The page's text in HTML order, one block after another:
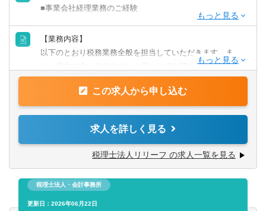
■事業会社経理業務のご経験
【歓迎要件】
■後輩指導（マネジメント）のご経験
【求める人物像】
税理士事務所での仕事をお客様に対する「サービス」とし
■コツコツ努力できる
■明るい、人と話すのが好き、事務作業が好き、数字にこだ
わる
■ゆくゆくは経営層として活躍していきたいという意欲をお
持ちの方
【業務内容】
以下のとおり税務業務全般を担当していただきます。ま
た、所内スタッフのサポート役としても期待しておりま
【具体的には】
業務は多岐に渡り、コンサルティング業務（30～50件程
チャレンジ意欲のある方には、やってみたい業務を積極的
にお任せ致します！
■資産税業務
■各種申告書作成、確定申告業務
この求人から申し込む
求人を詳しく見る
税理士法人リリーフ の求人一覧を見る
税理士法人・会計事務所
更新日：2026年06月22日